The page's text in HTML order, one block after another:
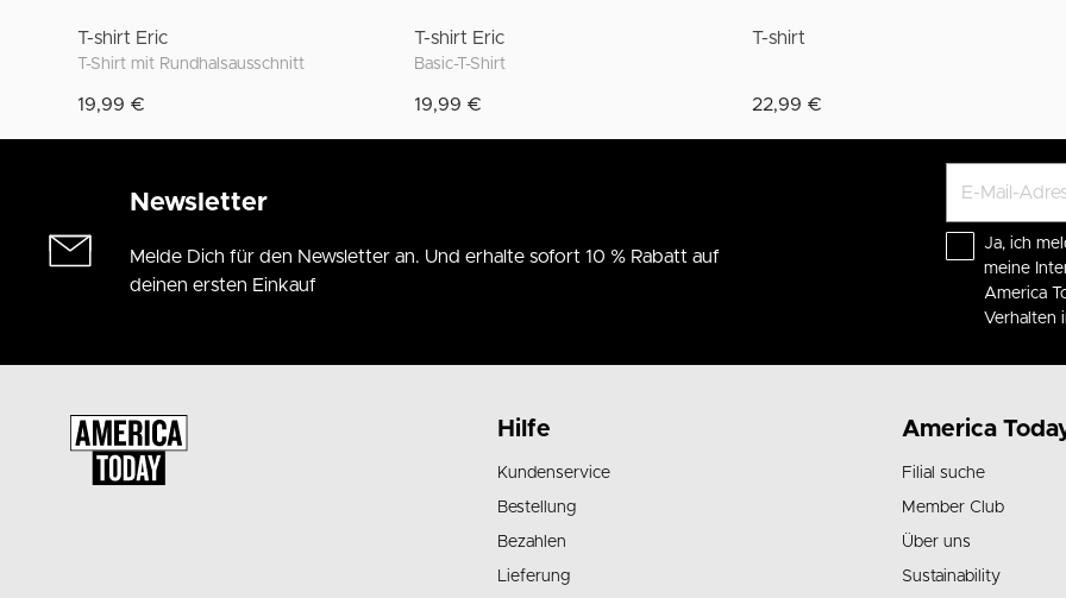
T-shirt Eric
T-Shirt mit Rundhalsausschnitt
19,99 €
T-shirt Eric
Basic-T-Shirt
19,99 €
T-shirt
22,99 €
Newsletter
Melde Dich für den Newsletter an. Und erhalte sofort 10 % Rabatt auf
deinen ersten Einkauf
Ja, ich
meine
America
Verhalten
Hilfe
Kundenservice
Bestellung
Bezahlen
Lieferung
America
Filial suche
Member Club
Über uns
Sustainability